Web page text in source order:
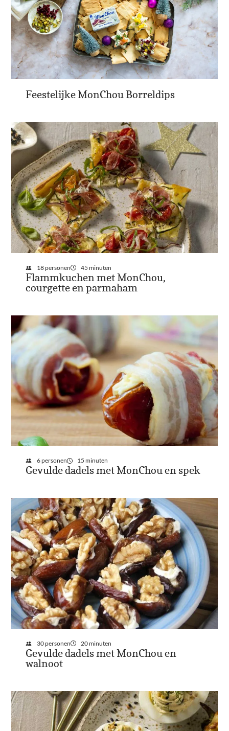
Feestelijke MonChou Borreldips
18 personen 45 minuten
Flammkuchen met MonChou,
courgette en parmaham
6 personen 15 minuten
Gevulde dadels met MonChou en spek
30 personen 20 minuten
Gevulde dadels met MonChou en
walnoot
Sluiten